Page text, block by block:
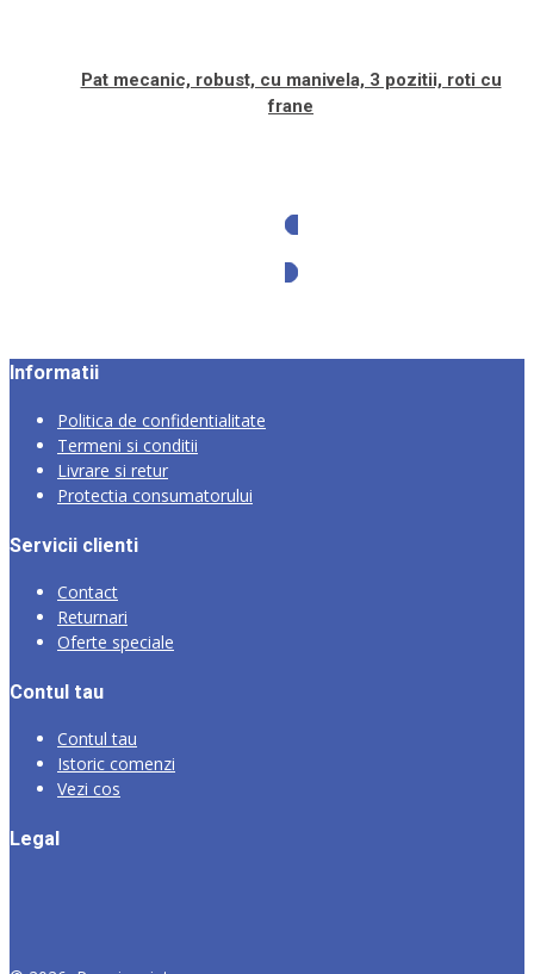
Pat mecanic, robust, cu manivela, 3 pozitii, roti cu
frane
Informatii
Politica de confidentialitate
Termeni si conditii
Livrare si retur
Protectia consumatorului
Servicii clienti
Contact
Returnari
Oferte speciale
Contul tau
Contul tau
Istoric comenzi
Vezi cos
Legal